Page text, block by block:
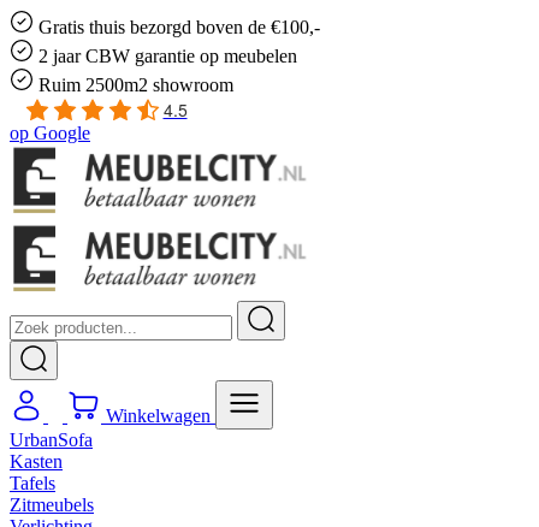
Gratis thuis bezorgd boven de €100,-
2 jaar CBW garantie op meubelen
Ruim 2500m2 showroom
4.5
op Google
Winkelwagen
UrbanSofa
Kasten
Tafels
Zitmeubels